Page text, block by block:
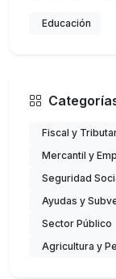
Educación
Fiscal y
Mercantil y
Seguridad
Ayudas y
Sector Público
Agricultura y